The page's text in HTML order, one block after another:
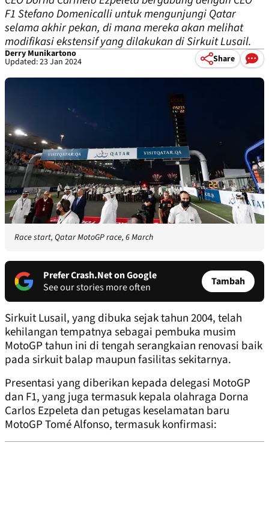
F1 Stefano Domenicalli untuk mengunjungi Qatar
selama akhir pekan, di mana mereka akan melihat
modifikasi ekstensif yang dilakukan di Sirkuit Lusail.
Derry Munikartono
Updated: 23 Jan 2024 Share
Race start, Qatar MotoGP race, 6 March
Prefer Crash.Net on Google
See our stories more often
Tambah
Sirkuit Lusail, yang dibuka sejak tahun 2004, telah
kehilangan tempatnya sebagai pembuka musim
MotoGP tahun ini di tengah serangkaian renovasi baik
pada sirkuit balap maupun fasilitas sekitarnya.
Presentasi yang diberikan kepada delegasi MotoGP
dan F1, yang juga termasuk kepala olahraga Dorna
Carlos Ezpeleta dan petugas keselamatan baru
MotoGP Tomé Alfonso, termasuk konfirmasi: